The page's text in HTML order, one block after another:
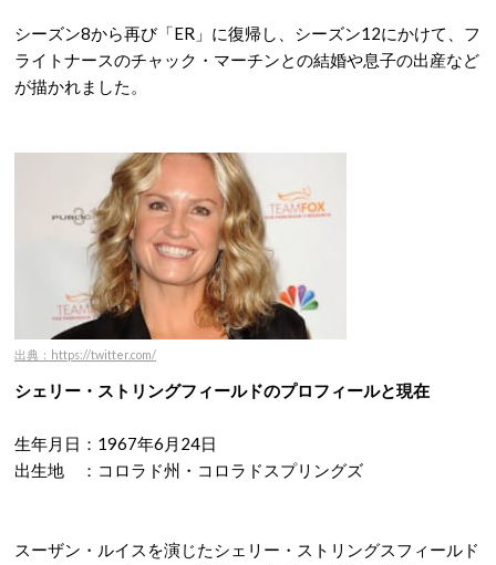
シーズン8から再び「ER」に復帰し、シーズン12にかけて、フ
ライトナースのチャック・マーチンとの結婚や息子の出産など
が描かれました。
出典：https://twitter.com/
シェリー・ストリングフィールドのプロフィールと現在
生年月日：1967年6月24日
出生地 ：コロラド州・コロラドスプリングズ
スーザン・ルイスを演じたシェリー・ストリングスフィールド